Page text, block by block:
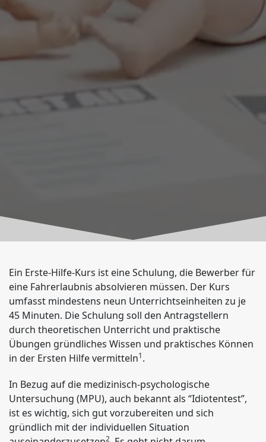
Ein Erste-Hilfe-Kurs ist eine Schulung, die Bewerber für
eine Fahrerlaubnis absolvieren müssen. Der Kurs
umfasst mindestens neun Unterrichtseinheiten zu je
45 Minuten. Die Schulung soll den Antragstellern
durch theoretischen Unterricht und praktische
Übungen gründliches Wissen und praktisches Können
in der Ersten Hilfe vermitteln1.
In Bezug auf die medizinisch-psychologische
Untersuchung (MPU), auch bekannt als “Idiotentest”,
ist es wichtig, sich gut vorzubereiten und sich
gründlich mit der individuellen Situation
2